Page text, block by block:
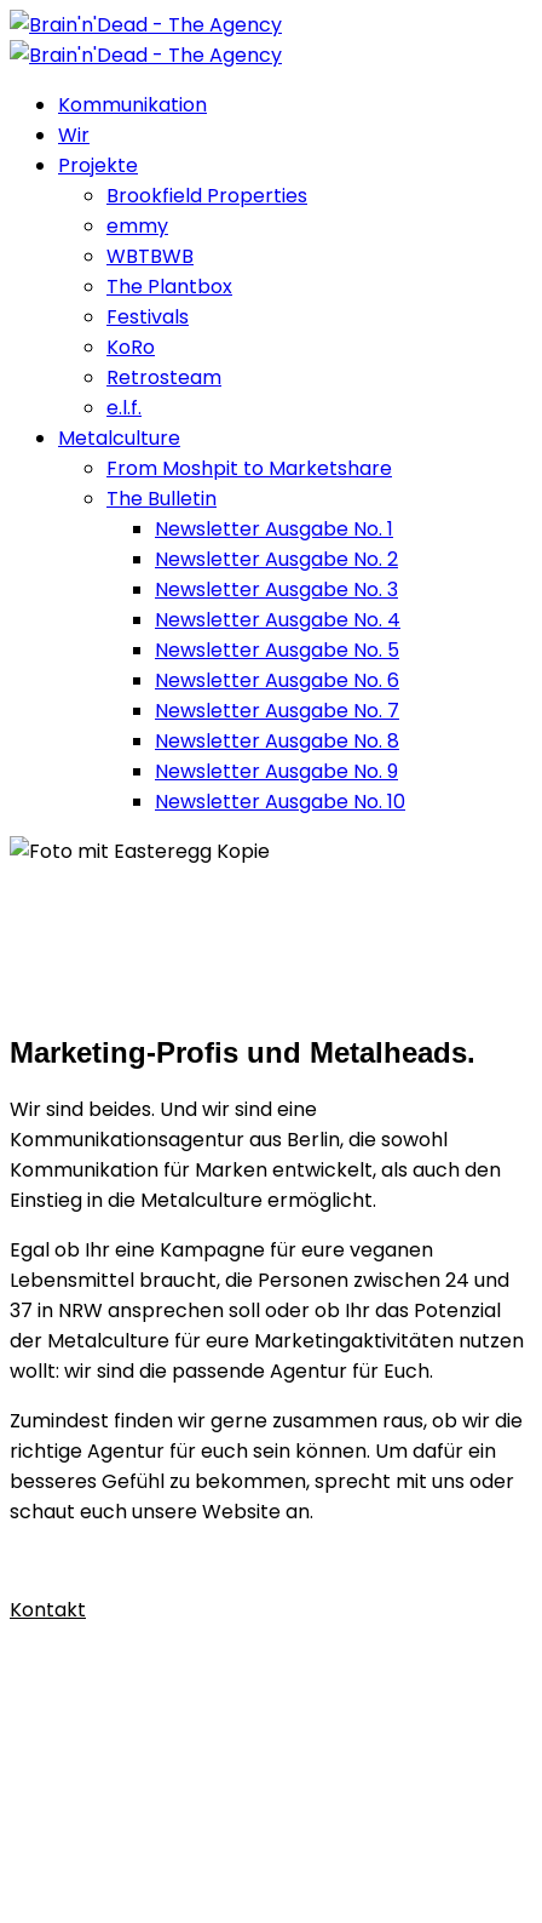
Kommunikation
Wir
Projekte
Brookfield Properties
emmy
WBTBWB
The Plantbox
Festivals
KoRo
Retrosteam
e.l.f.
Metalculture
From Moshpit to Marketshare
The Bulletin
Newsletter Ausgabe No. 1
Newsletter Ausgabe No. 2
Newsletter Ausgabe No. 3
Newsletter Ausgabe No. 4
Newsletter Ausgabe No. 5
Newsletter Ausgabe No. 6
Newsletter Ausgabe No. 7
Newsletter Ausgabe No. 8
Newsletter Ausgabe No. 9
Newsletter Ausgabe No. 10
Marketing-Profis und Metalheads.
Wir sind beides. Und wir sind eine
Kommunikationsagentur aus Berlin, die sowohl
Kommunikation für Marken entwickelt, als auch den
Einstieg in die Metalculture ermöglicht.
Egal ob Ihr eine Kampagne für eure veganen
Lebensmittel braucht, die Personen zwischen 24 und
37 in NRW ansprechen soll oder ob Ihr das Potenzial
der Metalculture für eure Marketingaktivitäten nutzen
wollt: wir sind die passende Agentur für Euch.
Zumindest finden wir gerne zusammen raus, ob wir die
richtige Agentur für euch sein können. Um dafür ein
besseres Gefühl zu bekommen, sprecht mit uns oder
schaut euch unsere Website an.
Kontakt